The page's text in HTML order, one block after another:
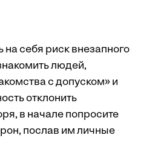
на себя риск внезапного
людей,
с допуском» и
отклонить
в начале попросите
послав им личные